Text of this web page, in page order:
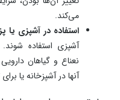
می‌کند.
استفاده در آشپزی یا
آشپزی استفاده شوند.
نعناع و گیاهان
آنها در آشپزخانه یا